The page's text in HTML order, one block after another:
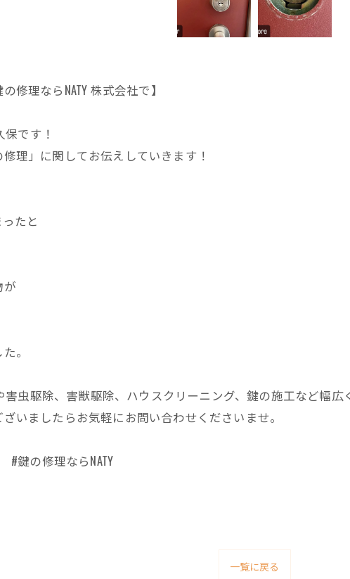
修理ならNATY 株式会社で】
保です！
理」に関してお伝えしていきます！
たと
が
。
害虫駆除、害獣駆除、ハウスクリーニング、鍵の施工など幅広
いましたらお気軽にお問い合わせくださいませ。
の修理ならNATY
一覧に戻る